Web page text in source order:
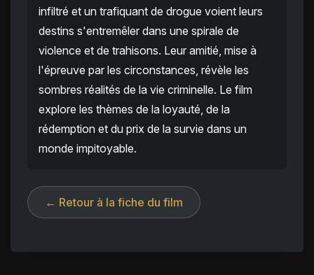
infiltré et un trafiquant de drogue voient leurs
destins s'entremêler dans une spirale de
violence et de trahisons. Leur amitié, mise à
l'épreuve par les circonstances, révèle les
sombres réalités de la vie criminelle. Le film
explore les thèmes de la loyauté, de la
rédemption et du prix de la survie dans un
monde impitoyable.
← Retour à la fiche du film